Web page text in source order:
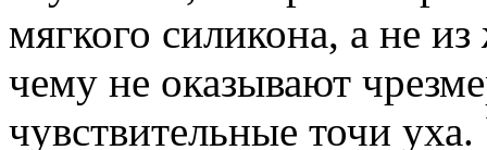
мягкого силикона, а не из
чему не оказывают
чувствительные точи